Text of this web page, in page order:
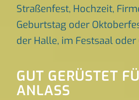
Straßenfest, Hochzeit,
Geburtstag oder
der Halle, im Festsaal oder
GUT GERÜSTET
ANLASS